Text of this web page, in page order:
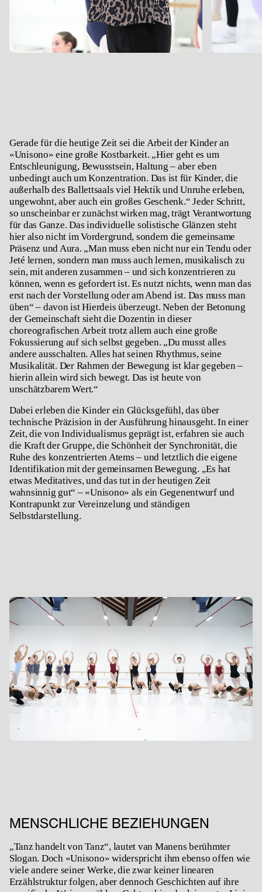
Gerade für die heutige Zeit sei die Arbeit der Kinder an
«Unisono» eine große Kostbarkeit. „Hier geht es um
Entschleunigung, Bewusstsein, Haltung – aber eben
unbedingt auch um Konzentration. Das ist für Kinder, die
außerhalb des Ballettsaals viel Hektik und Unruhe erleben,
ungewohnt, aber auch ein großes Geschenk.“ Jeder Schritt,
so unscheinbar er zunächst wirken mag, trägt Verantwortung
für das Ganze. Das individuelle solistische Glänzen steht
hier also nicht im Vordergrund, sondern die gemeinsame
Präsenz und Aura. „Man muss eben nicht nur einTendu oder
Jeté lernen, sondern man muss auch lernen, musikalisch zu
sein, mit anderen zusammen – und sich konzentrieren zu
können, wenn es gefordert ist. Es nutzt nichts, wenn man das
erst nach der Vorstellung oder am Abend ist. Das muss man
üben“ – davon ist Hierdeis überzeugt. Neben der Betonung
der Gemeinschaft sieht die Dozentin in dieser
choreografischen Arbeit trotz allem auch eine große
Fokussierung auf sich selbst gegeben. „Du musst alles
andere ausschalten. Alles hat seinen Rhythmus, seine
Musikalität. Der Rahmen der Bewegung ist klar gegeben –
hierin allein wird sich bewegt. Das ist heute von
unschätzbarem Wert.“
Dabei erleben die Kinder ein Glücksgefühl, das über
technische Präzision in der Ausführung hinausgeht. In einer
Zeit, die von Individualismus geprägt ist, erfahren sie auch
die Kraft der Gruppe, die Schönheit der Synchronität, die
Ruhe des konzentrierten Atems – und letztlich die eigene
Identifikation mit der gemeinsamen Bewegung. „Es hat
etwas Meditatives, und das tut in der heutigen Zeit
wahnsinnig gut“ – «Unisono» als ein Gegenentwurf und
Kontrapunkt zur Vereinzelung und ständigen
Selbstdarstellung.
MENSCHLICHE BEZIEHUNGEN
„Tanz handelt von Tanz“, lautet van Manens berühmter
Slogan. Doch «Unisono» widerspricht ihm ebenso offen wie
viele andere seiner Werke, die zwar keiner linearen
Erzählstruktur folgen, aber dennoch Geschichten auf ihre